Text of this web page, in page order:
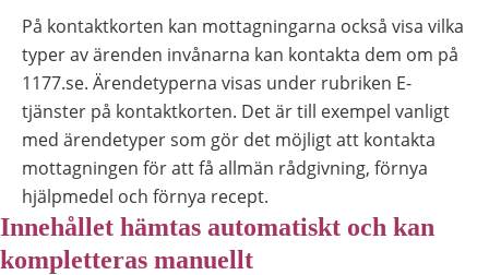
På kontaktkorten kan mottagningarna också visa vilka
typer av ärenden invånarna kan kontakta dem om på
1177.se. Ärendetyperna visas under rubriken E-
tjänster på kontaktkorten. Det är till exempel vanligt
med ärendetyper som gör det möjligt att kontakta
mottagningen för att få allmän rådgivning, förnya
hjälpmedel och förnya recept.
Innehållet hämtas automatiskt och kan
kompletteras manuellt